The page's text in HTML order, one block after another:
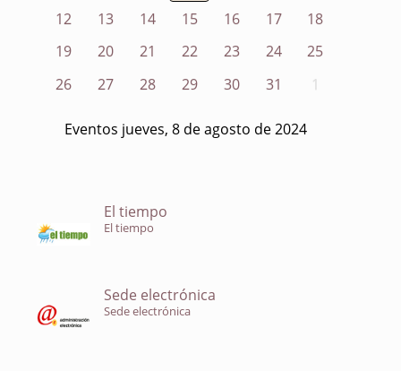
12
13 14 15 16 17
18
19
20 21 22 23 24
25
26
27 28 29 30 31 1
Eventos jueves, 8 de agosto de 2024
El tiempo
El tiempo
Sede electrónica
Sede electrónica